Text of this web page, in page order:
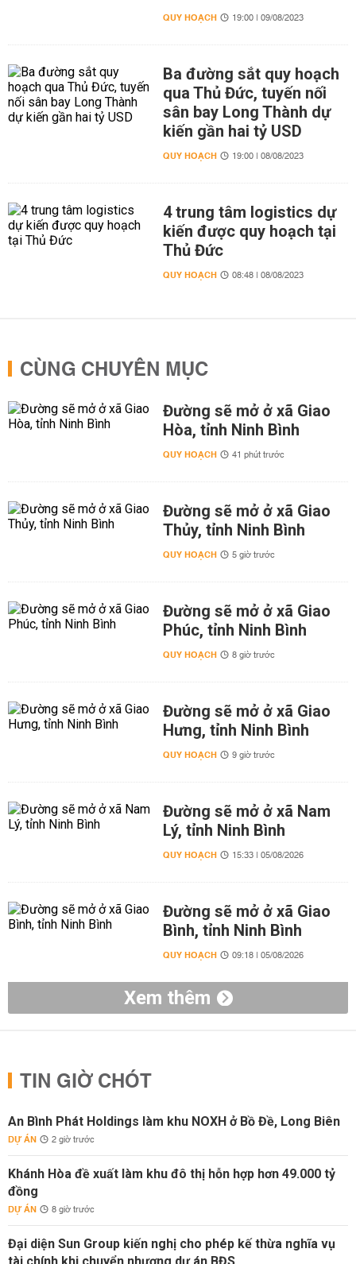
QUY HOẠCH 19:00 | 09/08/2023
Ba đường sắt quy hoạch
qua Thủ Đức, tuyến nối
sân bay Long Thành dự
kiến gần hai tỷ USD
QUY HOẠCH 19:00 | 08/08/2023
4 trung tâm logistics dự
kiến được quy hoạch tại
Thủ Đức
QUY HOẠCH 08:48 | 08/08/2023
CÙNG CHUYÊN MỤC
Đường sẽ mở ở xã Giao
Hòa, tỉnh Ninh Bình
QUY HOẠCH 41 phút trước
Đường sẽ mở ở xã Giao
Thủy, tỉnh Ninh Bình
QUY HOẠCH 5 giờ trước
Đường sẽ mở ở xã Giao
Phúc, tỉnh Ninh Bình
QUY HOẠCH 8 giờ trước
Đường sẽ mở ở xã Giao
Hưng, tỉnh Ninh Bình
QUY HOẠCH 9 giờ trước
Đường sẽ mở ở xã Nam
Lý, tỉnh Ninh Bình
QUY HOẠCH 15:33 | 05/08/2026
Đường sẽ mở ở xã Giao
Bình, tỉnh Ninh Bình
QUY HOẠCH 09:18 | 05/08/2026
Xem thêm
TIN GIỜ CHÓT
An Bình Phát Holdings làm khu NOXH ở Bồ Đề, Long Biên
DỰ ÁN 2 giờ trước
Khánh Hòa đề xuất làm khu đô thị hỗn hợp hơn 49.000 tỷ
đồng
DỰ ÁN 8 giờ trước
Đại diện Sun Group kiến nghị cho phép kế thừa nghĩa vụ